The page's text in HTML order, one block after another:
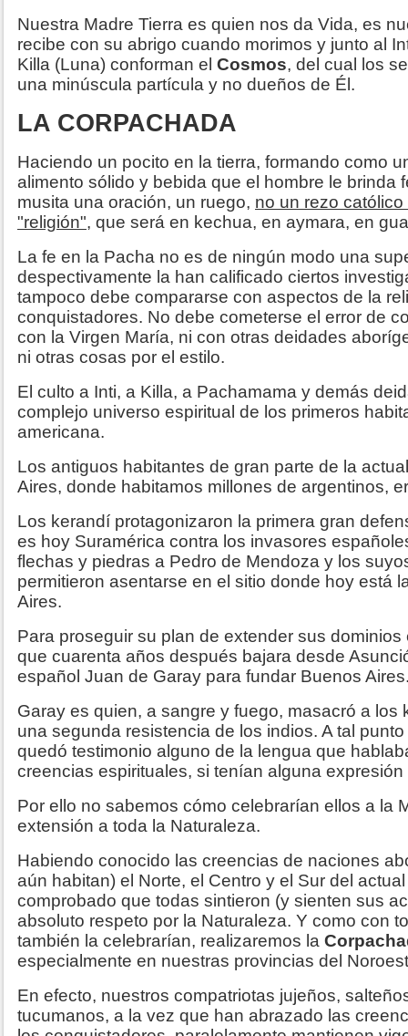
Nuestra Madre Tierra es quien nos da Vida, es
recibe con su abrigo cuando morimos y junto al
Killa (Luna) conforman el Cosmos, del cual los
una minúscula partícula y no dueños de Él.
LA CORPACHADA
Haciendo un pocito en la tierra, formando como
alimento sólido y bebida que el hombre le brinda
musita una oración, un ruego, no un rezo
"religión", que será en kechua, en aymara, en
La fe en la Pacha no es de ningún modo una
despectivamente la han calificado ciertos
tampoco debe compararse con aspectos de la
conquistadores. No debe cometerse el error de
con la Virgen María, ni con otras deidades
ni otras cosas por el estilo.
El culto a Inti, a Killa, a Pachamama y demás
complejo universo espiritual de los primeros
americana.
Los antiguos habitantes de gran parte de la
Aires, donde habitamos millones de argentinos,
Los kerandí protagonizaron la primera gran
es hoy Suramérica contra los invasores
flechas y piedras a Pedro de Mendoza y los
permitieron asentarse en el sitio donde hoy está
Aires.
Para proseguir su plan de extender sus
que cuarenta años después bajara desde
español Juan de Garay para fundar Buenos
Garay es quien, a sangre y fuego, masacró a los
una segunda resistencia de los indios. A tal
quedó testimonio alguno de la lengua que
creencias espirituales, si tenían alguna expresión
Por ello no sabemos cómo celebrarían ellos a la
extensión a toda la Naturaleza.
Habiendo conocido las creencias de naciones
aún habitan) el Norte, el Centro y el Sur del
comprobado que todas sintieron (y sienten sus
absoluto respeto por la Naturaleza. Y como con
también la celebrarían, realizaremos la
especialmente en nuestras provincias del
En efecto, nuestros compatriotas jujeños,
tucumanos, a la vez que han abrazado las